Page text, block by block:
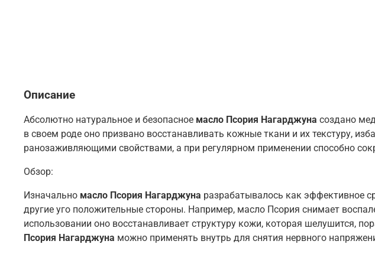
Описание
Абсолютно натуральное и безопасное масло Псория Нагарджуна создано
в своем роде оно призвано восстанавливать кожные ткани и их текстуру,
ранозаживляющими свойствами, а при регулярном применении способно
Обзор:
Изначально масло Псория Нагарджуна разрабатывалось как эффективное
другие уго положительные стороны. Например, масло Псория снимает
использовании оно восстанавливает структуру кожи, которая шелушится,
Псория Нагарджуна можно применять внутрь для снятия нервного